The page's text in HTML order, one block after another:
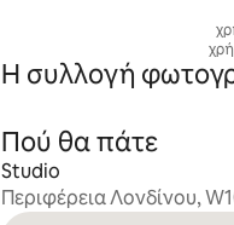
Η συλλογή
Πού θα πάτε
Studio
Περιφέρεια Λονδίνου,